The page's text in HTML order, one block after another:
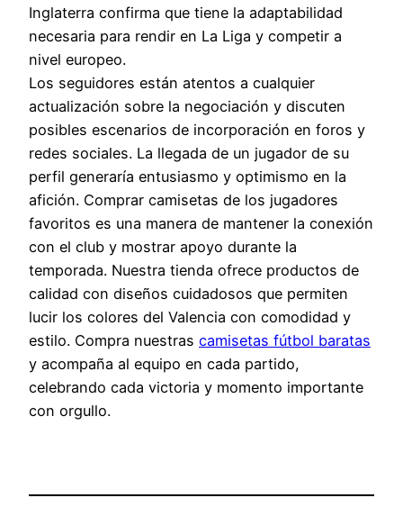
Inglaterra confirma que tiene la adaptabilidad
necesaria para rendir en La Liga y competir a
nivel europeo.
Los seguidores están atentos a cualquier
actualización sobre la negociación y discuten
posibles escenarios de incorporación en foros y
redes sociales. La llegada de un jugador de su
perfil generaría entusiasmo y optimismo en la
afición. Comprar camisetas de los jugadores
favoritos es una manera de mantener la conexión
con el club y mostrar apoyo durante la
temporada. Nuestra tienda ofrece productos de
calidad con diseños cuidadosos que permiten
lucir los colores del Valencia con comodidad y
estilo. Compra nuestras camisetas fútbol baratas
y acompaña al equipo en cada partido,
celebrando cada victoria y momento importante
con orgullo.